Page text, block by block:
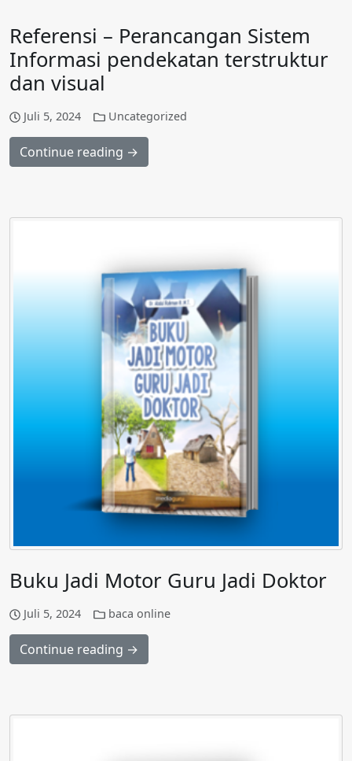
Referensi – Perancangan Sistem
Informasi pendekatan terstruktur
dan visual
Juli 5, 2024 Uncategorized
Continue reading →
Buku Jadi Motor Guru Jadi Doktor
Juli 5, 2024 baca online
Continue reading →